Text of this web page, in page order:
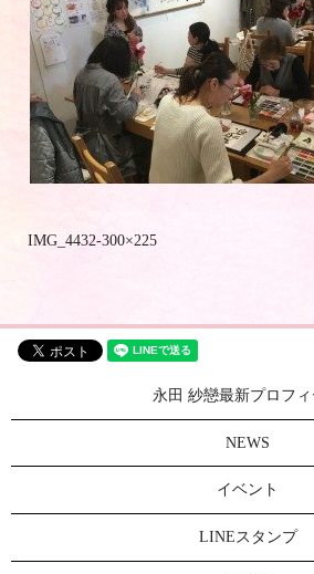
IMG_4432-300×225
永田 紗戀最新プロフ
NEWS
イベント
LINEスタンプ